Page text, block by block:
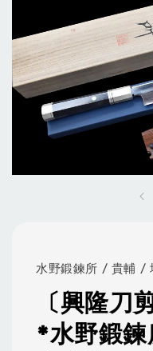
水野鍛鍊所 / 貴輔 /
〔興隆刀
*水野鍛鍊